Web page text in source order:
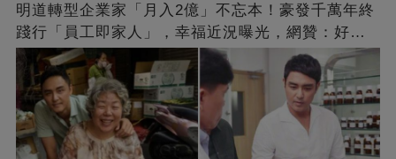
明道轉型企業家「月入2億」不忘本！豪發千萬年終
踐行「員工即家人」，幸福近況曝光，網贊：好老
闆的福報